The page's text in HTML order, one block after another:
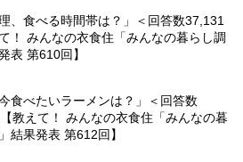
、食べる時間帯は？」＜回答数37,131
！ みんなの衣食住「みんなの暮らし調
表 第610回】
食べたいラーメンは？」＜回答数
教えて！ みんなの衣食住「みんなの暮
結果発表 第612回】